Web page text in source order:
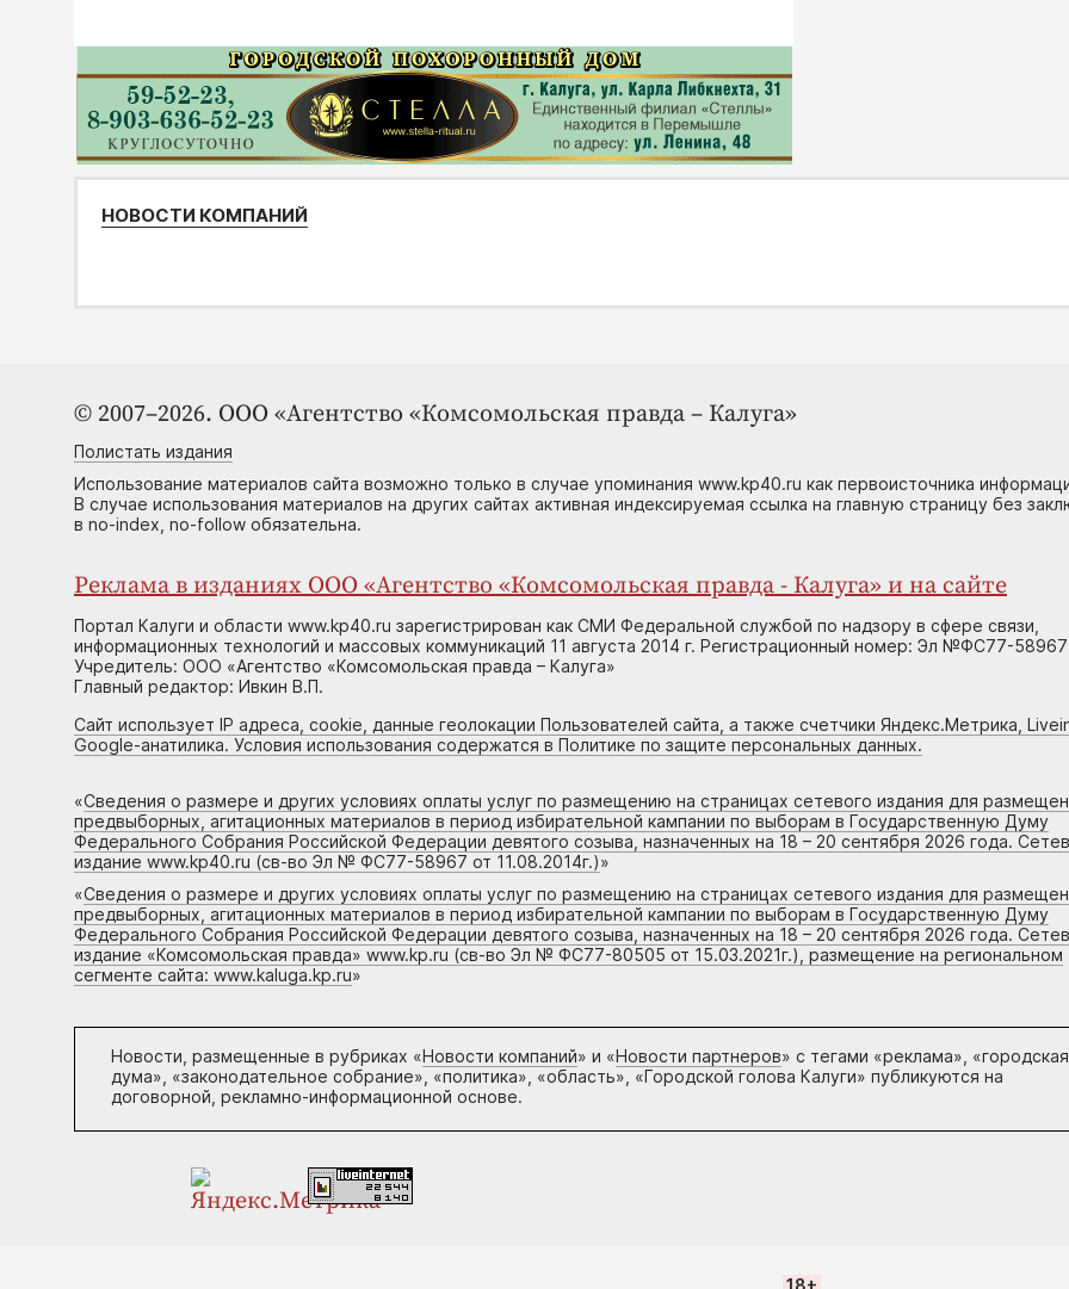
НОВОСТИ КОМПАНИЙ
© 2007–2026. ООО «Агентство «Комсомольская правда – Калуга»
Полистать издания
Использование материалов сайта возможно только в случае упоминания www.kp40.ru как первоисточника
В случае использования материалов на других сайтах активная индексируемая ссылка на главную страницу без
в no-index, no-follow обязательна.
Реклама в изданиях ООО «Агентство «Комсомольская правда - Калуга» и на сайте
Портал Калуги и области www.kp40.ru зарегистрирован как СМИ Федеральной службой по надзору в сфере связи,
информационных технологий и массовых коммуникаций 11 августа 2014 г. Регистрационный номер: Эл №ФС77-58967
Учредитель: ООО «Агентство «Комсомольская правда – Калуга»
Главный редактор: Ивкин В.П.
Сайт использует IP адреса, cookie, данные геолокации Пользователей сайта, а также счетчики Яндекс.Метрика,
Google-анатилика. Условия использования содержатся в Политике по защите персональных данных.
«Сведения о размере и других условиях оплаты услуг по размещению на страницах сетевого издания для
предвыборных, агитационных материалов в период избирательной кампании по выборам в Государственную Думу
Федерального Собрания Российской Федерации девятого созыва, назначенных на 18 – 20 сентября 2026 года.
издание www.kp40.ru (св-во Эл № ФС77-58967 от 11.08.2014г.)»
«Сведения о размере и других условиях оплаты услуг по размещению на страницах сетевого издания для
предвыборных, агитационных материалов в период избирательной кампании по выборам в Государственную Думу
Федерального Собрания Российской Федерации девятого созыва, назначенных на 18 – 20 сентября 2026 года.
издание «Комсомольская правда» www.kp.ru (св-во Эл № ФС77-80505 от 15.03.2021г.), размещение на региональном
сегменте сайта: www.kaluga.kp.ru»
Новости, размещенные в рубриках «Новости компаний» и «Новости партнеров» с тегами «реклама», «городская
дума», «законодательное собрание», «политика», «область», «Городской голова Калуги» публикуются на
договорной, рекламно-информационной основе.
18+